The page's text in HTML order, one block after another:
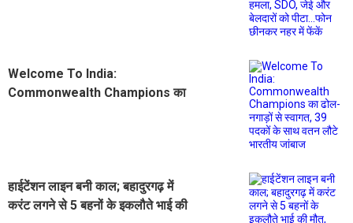
Welcome To India:
Commonwealth Champions का
हाईटेंशन लाइन बनी काल; बहादुरगढ़ में
करंट लगने से 5 बहनों के इकलौते भाई की